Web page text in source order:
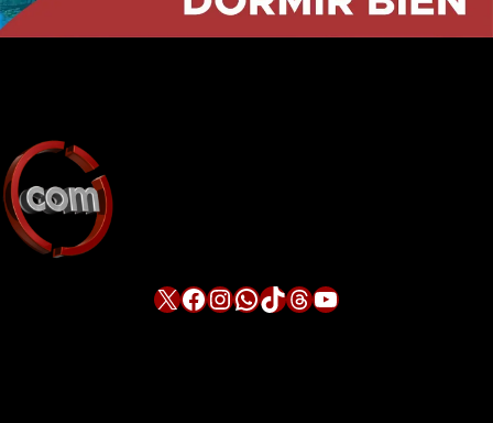
X Facebook InstagramWhatsApp TikTok Threads YouTube